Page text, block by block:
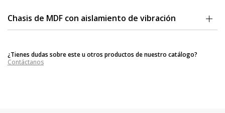
Chasis de MDF con aislamiento de vibración
¿Tienes dudas sobre este u otros productos de nuestro catálogo?
Contáctanos